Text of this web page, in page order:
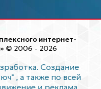
интернет-
© 2006 - 2026
Создание
, а также по всей